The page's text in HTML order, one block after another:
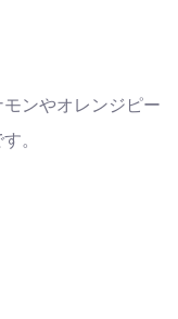
ンやオレンジピー
。